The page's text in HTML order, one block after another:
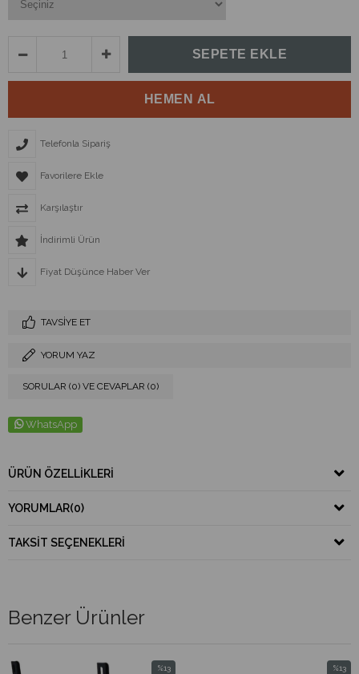
Telefonla Sipariş
Favorilere Ekle
Karşılaştır
İndirimli Ürün
Fiyat Düşünce Haber Ver
TAVSIYE ET
YORUM YAZ
SORULAR (0) VE CEVAPLAR (0)
WhatsApp
ÜRÜN ÖZELLIKLERI
YORUMLAR(0)
TAKSIT SEÇENEKLERI
Benzer Ürünler
%13 %13